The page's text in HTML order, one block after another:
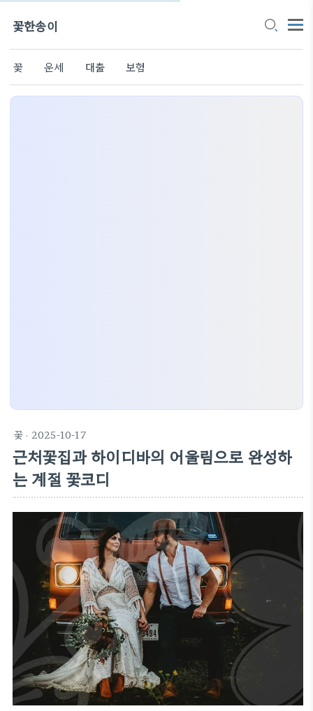
꽃한송이
꽃 운세 대출 보험
꽃 · 2025-10-17
근처꽃집과 하이디바의 어울림으로 완성하
는 계절 꽃코디